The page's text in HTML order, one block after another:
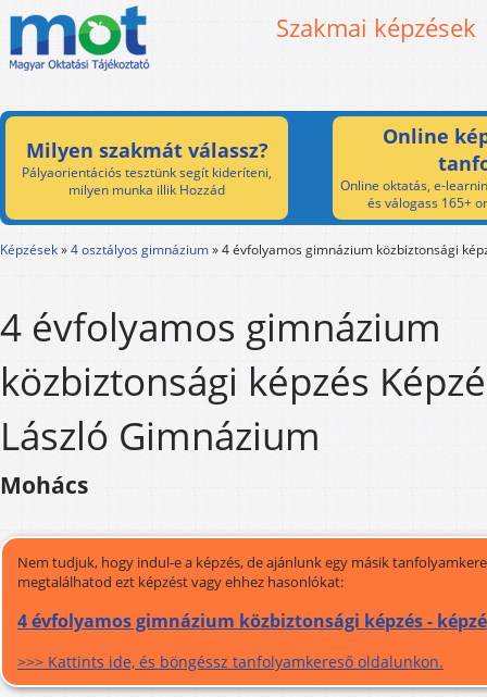
Szakmai képzések
Milyen szakmát válassz?
Pályaorientációs tesztünk segít kideríteni,
milyen munka illik Hozzád
Online
Online oktatás, e-
és válogass 165+
Képzések»4 osztályos gimnázium»4 évfolyamos gimnázium közbiztonsági
4 évfolyamos gimnázium
közbiztonsági képzés
László Gimnázium
Mohács
Nem tudjuk, hogy indul-e a képzés, de ajánlunk egy másik
megtalálhatod ezt képzést vagy ehhez hasonlókat:
4 évfolyamos gimnázium közbiztonsági képzés -
>>> Kattints ide, és böngéssz tanfolyamkereső oldalunkon.